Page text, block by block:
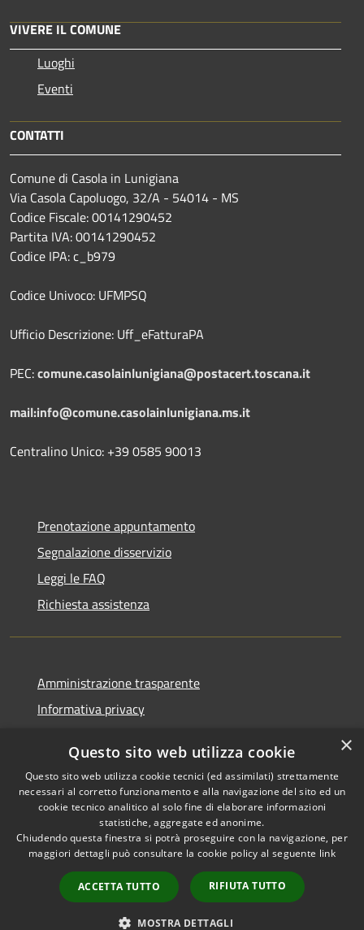
VIVERE IL COMUNE
Luoghi
Eventi
CONTATTI
Comune di Casola in Lunigiana
Via Casola Capoluogo, 32/A - 54014 - MS
Codice Fiscale: 00141290452
Partita IVA: 00141290452
Codice IPA: c_b979
Codice Univoco: UFMPSQ
Ufficio Descrizione: Uff_eFatturaPA
PEC:comune.casolainlunigiana@postacert.toscana.it
mail:info@comune.casolainlunigiana.ms.it
Centralino Unico: +39 0585 90013
Prenotazione appuntamento
Segnalazione disservizio
Leggi le FAQ
Richiesta assistenza
Amministrazione trasparente
Informativa privacy
Dichiarazione di accessibilità
RSS
Accessibilità
Copyright © 2026 • Comune di
Casola in Lunigiana • Powered
byMunicipium
Accesso
redazione
×
Questo sito web utilizza cookie
Questo sito web utilizza cookie tecnici (ed assimilati) strettamente
necessari al corretto funzionamento e alla navigazione del sito ed un
cookie tecnico analitico al solo fine di elaborare informazioni
statistiche, aggregate ed anonime.
Chiudendo questa finestra si potrà proseguire con la navigazione, per
maggiori dettagli può consultare la cookie policy al seguente link
ACCETTA TUTTO RIFIUTA TUTTO
MOSTRA DETTAGLI